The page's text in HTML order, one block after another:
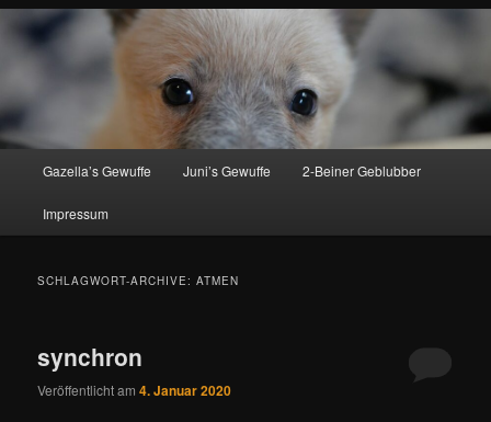
Gazella’s Gewuffe Juni’s Gewuffe 2-Beiner Geblubber
Impressum
SCHLAGWORT-ARCHIVE:ATMEN
synchron
Veröffentlicht am4. Januar 2020